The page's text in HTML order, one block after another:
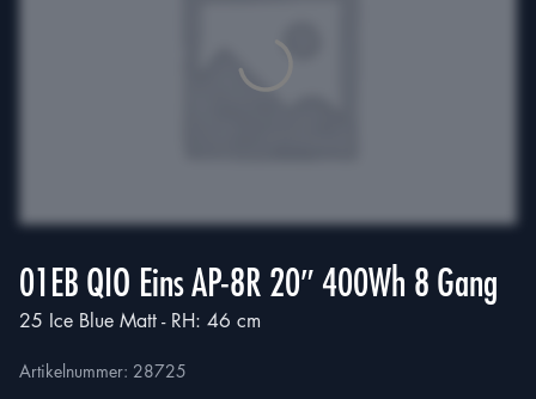
01EB QIO Eins AP-8R 20″ 400Wh 8 Gang
25 Ice Blue Matt - RH: 46 cm
Artikelnummer: 28725